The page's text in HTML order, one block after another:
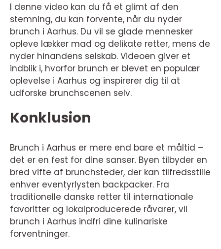
I denne video kan du få et glimt af den
stemning, du kan forvente, når du nyder
brunch i Aarhus. Du vil se glade mennesker
opleve lækker mad og delikate retter, mens de
nyder hinandens selskab. Videoen giver et
indblik i, hvorfor brunch er blevet en populær
oplevelse i Aarhus og inspirerer dig til at
udforske brunchscenen selv.
Konklusion
Brunch i Aarhus er mere end bare et måltid –
det er en fest for dine sanser. Byen tilbyder en
bred vifte af brunchsteder, der kan tilfredsstille
enhver eventyrlysten backpacker. Fra
traditionelle danske retter til internationale
favoritter og lokalproducerede råvarer, vil
brunch i Aarhus indfri dine kulinariske
forventninger.